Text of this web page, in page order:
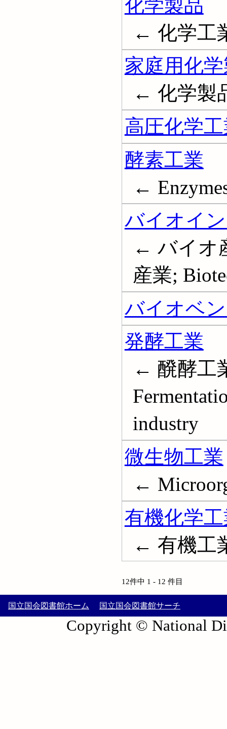
化学製品
← 化学工
家庭用化
← 化学製
高圧化学
酵素工業
←
バイオイ
← バイオ
産業;
バイオベ
発酵工業
← 醗酵工
industry
微生物工業
←
有機化学
← 有機工
12件中 1 - 12 件目
国立国会図書館ホーム 国立国会図書館サーチ
Copyright © National